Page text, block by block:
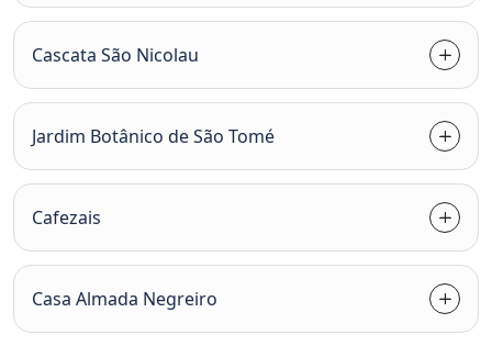
Cascata São Nicolau
Jardim Botânico de São Tomé
Cafezais
Casa Almada Negreiro